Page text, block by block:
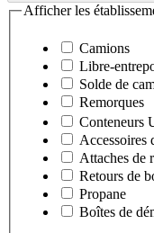
Afficher les
Camions
Libre-
Solde de
Remorques
Conteneurs
Accessoires
Attaches de
Retours de
Propane
Boîtes de